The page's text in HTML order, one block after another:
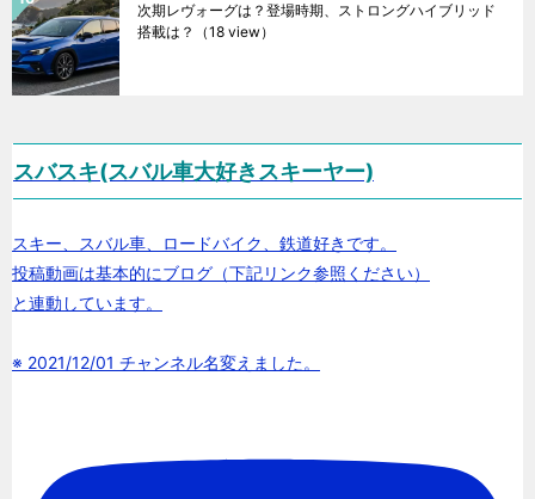
次期レヴォーグは？登場時期、ストロングハイブリッド
搭載は？
（18 view）
スバスキ(スバル車大好きスキーヤー)
スキー、スバル車、ロードバイク、鉄道好きです。
投稿動画は基本的にブログ（下記リンク参照ください）
と連動しています。
※ 2021/12/01 チャンネル名変えました。